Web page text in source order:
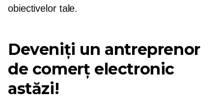
obiectivelor tale.
Deveniți un antreprenor
de comerț electronic
astăzi!